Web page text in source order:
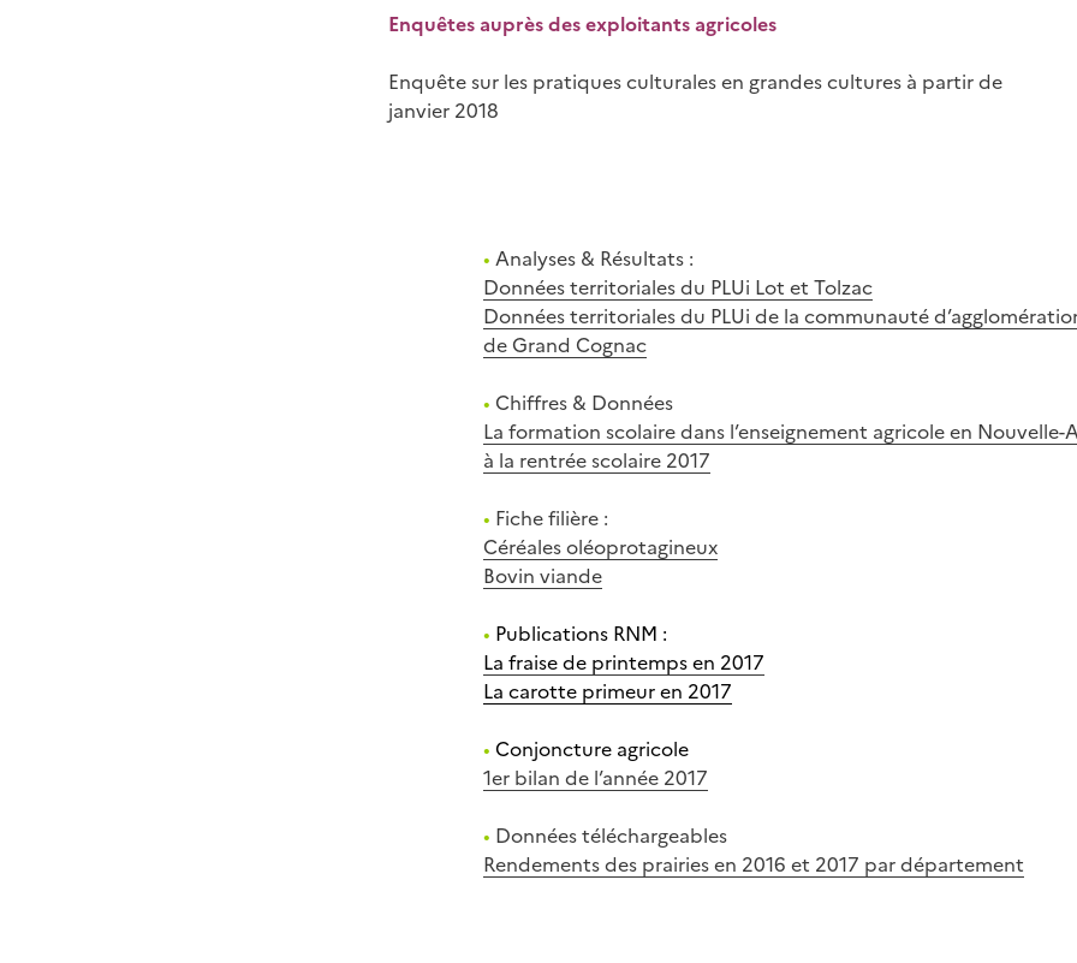
Enquêtes auprès des exploitants agricoles
Enquête sur les pratiques culturales en grandes cultures à partir de
janvier 2018
• Analyses & Résultats :
Données territoriales du PLUi Lot et Tolzac
Données territoriales du PLUi de la communauté
de Grand Cognac
• Chiffres & Données
La formation scolaire dans l’enseignement agricole en
à la rentrée scolaire 2017
• Fiche filière :
Céréales oléoprotagineux
Bovin viande
• Publications RNM :
La fraise de printemps en 2017
La carotte primeur en 2017
• Conjoncture agricole
1er bilan de l’année 2017
• Données téléchargeables
Rendements des prairies en 2016 et 2017 par département